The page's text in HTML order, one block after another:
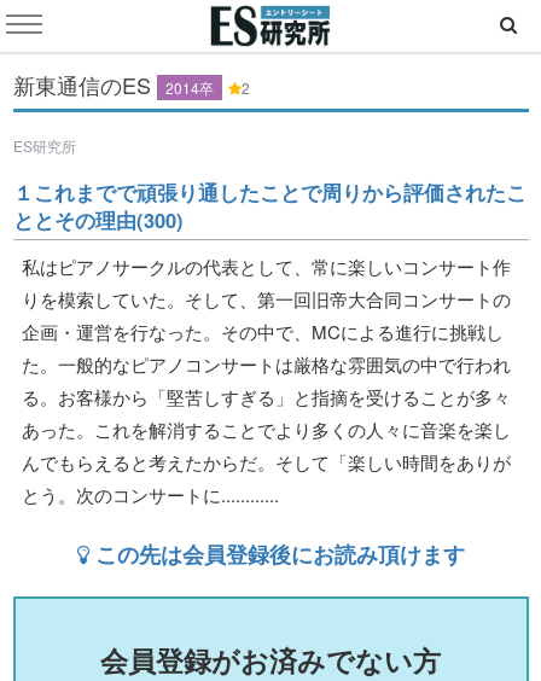
新東通信のES 2014卒 2
ES研究所
１これまでで頑張り通したことで周りから評価されたこ
ととその理由(300)
私はピアノサークルの代表として、常に楽しいコンサート作
りを模索していた。そして、第一回旧帝大合同コンサートの
企画・運営を行なった。その中で、MCによる進行に挑戦し
た。一般的なピアノコンサートは厳格な雰囲気の中で行われ
る。お客様から「堅苦しすぎる」と指摘を受けることが多々
あった。これを解消することでより多くの人々に音楽を楽し
んでもらえると考えたからだ。そして「楽しい時間をありが
とう。次のコンサートに............
この先は会員登録後にお読み頂けます
会員登録がお済みでない方